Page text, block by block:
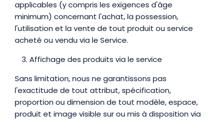
applicables (y compris les exigences d'âge
minimum) concernant l'achat, la possession,
l'utilisation et la vente de tout produit ou service
acheté ou vendu via le Service.
Affichage des produits via le service
Sans limitation, nous ne garantissons pas
l'exactitude de tout attribut, spécification,
proportion ou dimension de tout modèle, espace,
produit et image visible sur ou mis à disposition via